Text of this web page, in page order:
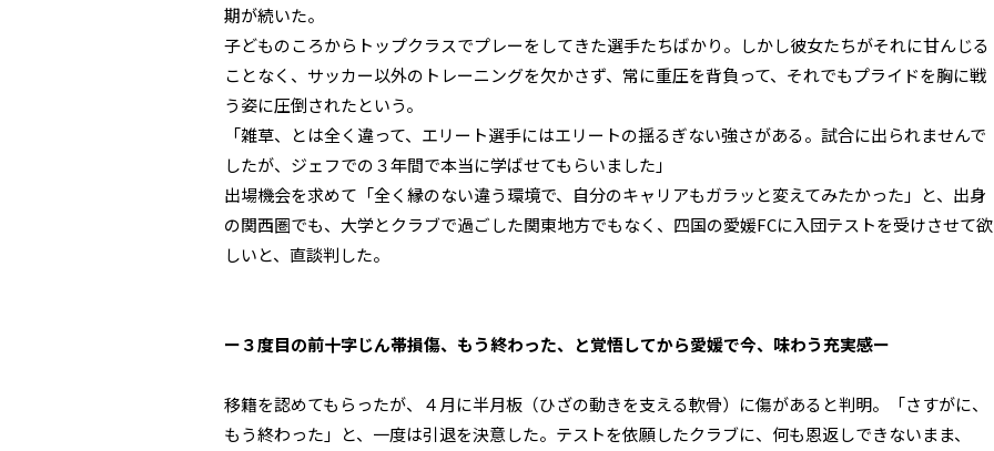
期が続いた。
子どものころからトップクラスでプレーをしてきた選手たちばかり。しかし彼女たちがそれに甘んじる
ことなく、サッカー以外のトレーニングを欠かさず、常に重圧を背負って、それでもプライドを胸に戦
う姿に圧倒されたという。
「雑草、とは全く違って、エリート選手にはエリートの揺るぎない強さがある。試合に出られませんで
したが、ジェフでの３年間で本当に学ばせてもらいました」
出場機会を求めて「全く縁のない違う環境で、自分のキャリアもガラッと変えてみたかった」と、出身
の関西圏でも、大学とクラブで過ごした関東地方でもなく、四国の愛媛FCに入団テストを受けさせて欲
しいと、直談判した。
ー３度目の前十字じん帯損傷、もう終わった、と覚悟してから愛媛で今、味わう充実感ー
移籍を認めてもらったが、４月に半月板（ひざの動きを支える軟骨）に傷があると判明。「さすがに、
もう終わった」と、一度は引退を決意した。テストを依願したクラブに、何も恩返しできないまま、